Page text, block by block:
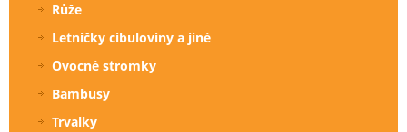
Růže
Letničky cibuloviny a jiné
Ovocné stromky
Bambusy
Trvalky